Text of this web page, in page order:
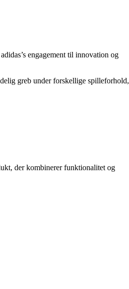
engagement til innovation og
greb under forskellige spilleforhold,
der kombinerer funktionalitet og